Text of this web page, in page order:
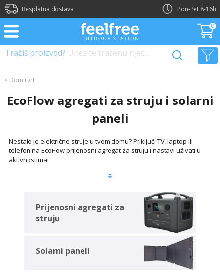
Besplatna dostava Pon-Pet 8-16h
0
Tražiš proizvod? Unesite traženu riječ...
< Dom i vrt
EcoFlow agregati za struju i solarni
paneli
Nestalo je električne struje u tvom domu? Priključi TV, laptop ili
telefon na EcoFlow prijenosni agregat za struju i nastavi uživati u
aktivnostima!
Prijenosni agregati za
struju
Solarni paneli
?>